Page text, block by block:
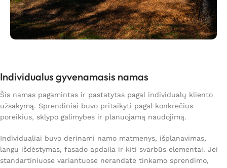
Individualus gyvenamasis namas
Šis namas pagamintas ir pastatytas pagal individualų kliento
užsakymą. Sprendiniai buvo pritaikyti pagal konkrečius
poreikius, sklypo galimybes ir planuojamą naudojimą.
Individualiai buvo derinami namo matmenys, išplanavimas,
langų išdėstymas, fasado apdaila ir kiti svarbūs elementai. Jei
standartiniuose variantuose nerandate tinkamo sprendimo,